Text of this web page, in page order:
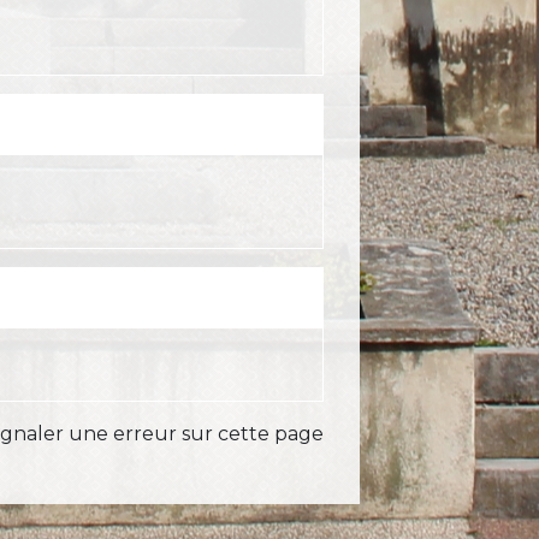
une erreur sur cette page